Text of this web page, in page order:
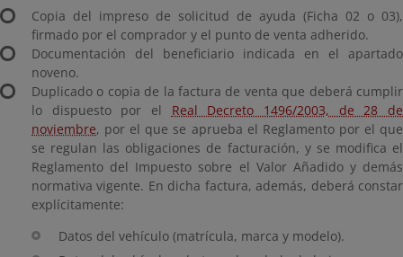
Copia del impreso de solicitud de ayuda (Ficha 02 o 03),
firmado por el comprador y el punto de venta adherido.
Documentación del beneficiario indicada en el apartado
noveno.
Duplicado o copia de la factura de venta que deberá cumplir
lo dispuesto por el Real Decreto 1496/2003, de 28 de
noviembre, por el que se aprueba el Reglamento por el que
se regulan las obligaciones de facturación, y se modifica el
Reglamento del Impuesto sobre el Valor Añadido y demás
normativa vigente. En dicha factura, además, deberá constar
explícitamente:
Datos del vehículo (matrícula, marca y modelo).